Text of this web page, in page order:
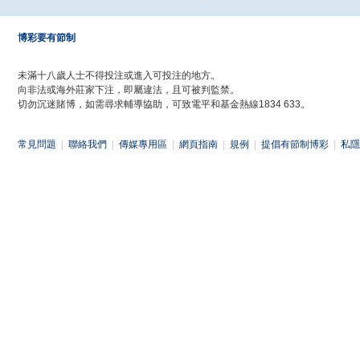
博彩要有節制
未滿十八歲人士不得投注或進入可投注的地方。
向非法或海外莊家下注，即屬違法，且可被判監禁。
切勿沉迷賭博，如需尋求輔導協助，可致電平和基金熱線1834 633。
常見問題 聯絡我們 傳媒專用區 網頁指南 規例 提倡有節制博彩 私